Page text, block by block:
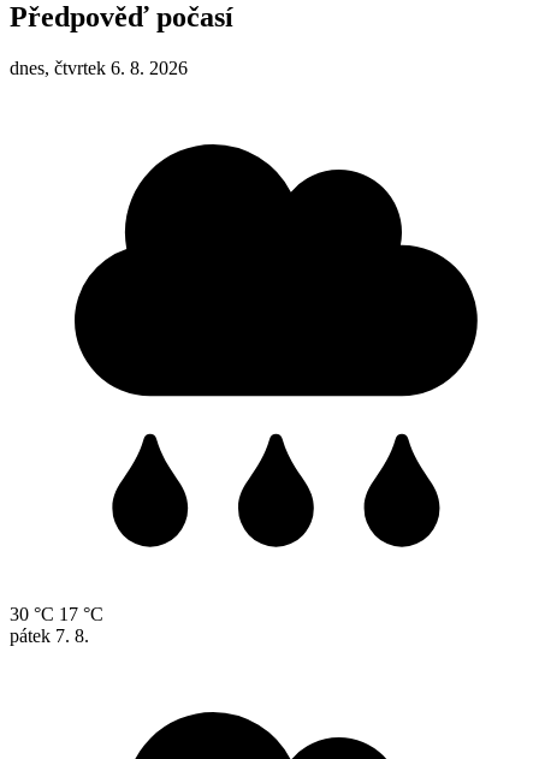
Předpověď počasí
dnes, čtvrtek 6. 8. 2026
30 °C 17 °C
pátek 7. 8.